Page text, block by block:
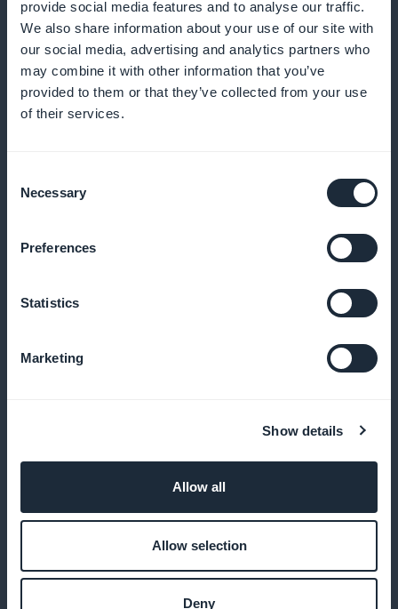
provide social media features and to analyse our traffic.
We also share information about your use of our site with
our social media, advertising and analytics partners who
may combine it with other information that you’ve
provided to them or that they’ve collected from your use
of their services.
Selection
Necessary
Preferences
Statistics
Marketing
Show details
Allow all
Allow selection
Deny
Detaljeret overvågning af forpligtelser
Brug vores analyseværktøjer til at overvåge
Promovering på forsiden
abonnementstilbud på din apps startside
Udnyt din fulde indkomst, uden at GoodBarber
opkræver provision af salget
Tilpas abonnementssider
Opret abonnementssider, der afspejler din unikke stil